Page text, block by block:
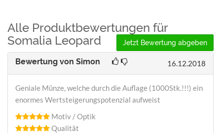
Alle Produktbewertungen für
Somalia Leopard
Jetzt Bewertung abgeben
Bewertung von Simon 16.12.2018
Geniale Münze, welche durch die Auflage (1000Stk.!!!) ein
enormes Wertsteigerungspotenzial aufweist
Motiv / Optik
Qualität